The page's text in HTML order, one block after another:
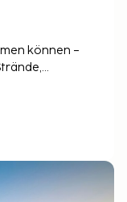
können –